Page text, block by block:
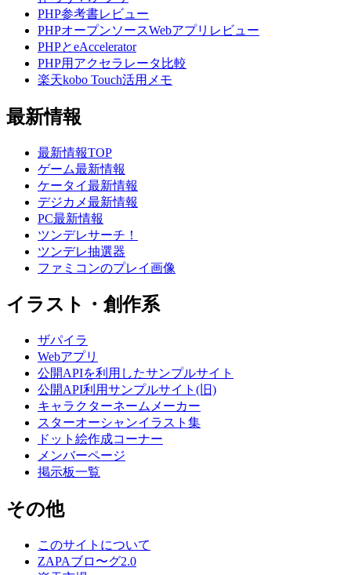
PHP参考書レビュー
PHPオープンソースWebアプリレビュー
PHPとeAccelerator
PHP用アクセラレータ比較
楽天kobo Touch活用メモ
最新情報
最新情報TOP
ゲーム最新情報
ケータイ最新情報
デジカメ最新情報
PC最新情報
ツンデレサーチ！
ツンデレ抽選器
ファミコンのプレイ画像
イラスト・創作系
ザパイラ
Webアプリ
公開APIを利用したサンプルサイト
公開API利用サンプルサイト(旧)
キャラクターネームメーカー
スターオーシャンイラスト集
ドット絵作成コーナー
メンバーページ
掲示板一覧
その他
このサイトについて
ZAPAブロ〜グ2.0